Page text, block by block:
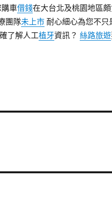
車借錢在大台北及桃園地區
團隊未上市耐心細心為您不只
了解人工植牙資訊？ 絲路旅遊